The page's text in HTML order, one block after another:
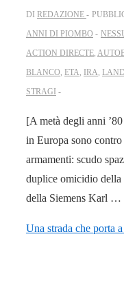
DI REDAZIONE
ANNI DI PIOMBO
ACTION DIRECTE
BLANCO ETA IRA
STRAGI
[A metà degli anni
in Europa sono contro
armamenti: scudo
duplice omicidio
della Siemens Karl …
Una strada che porta